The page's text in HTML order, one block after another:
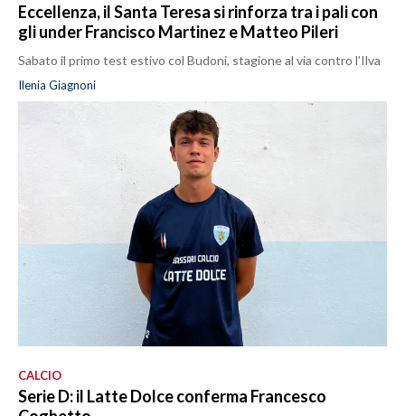
Eccellenza, il Santa Teresa si rinforza tra i pali con
gli under Francisco Martinez e Matteo Pileri
Sabato il primo test estivo col Budoni, stagione al via contro l’Ilva
Ilenia Giagnoni
CALCIO
Serie D: il Latte Dolce conferma Francesco